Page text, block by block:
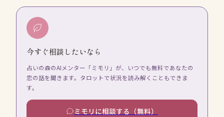
今すぐ相談したいなら
占いの森のAIメンター「ミモリ」が、いつでも無料であなたの
恋の話を聞きます。タロットで状況を読み解くこともできま
す。
ミモリに相談する（無料）